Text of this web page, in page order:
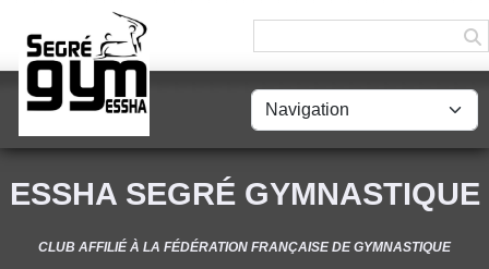
ESSHA SEGRÉ GYMNASTIQUE
CLUB AFFILIÉ À LA FÉDÉRATION FRANÇAISE DE GYMNASTIQUE
Panneau de gestion des cookies